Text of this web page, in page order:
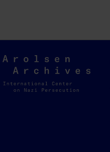
Arolsen
Archives